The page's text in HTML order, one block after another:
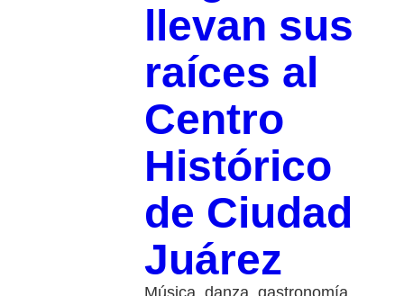
llevan sus
raíces al
Centro
Histórico
de Ciudad
Juárez
Música, danza, gastronomía,